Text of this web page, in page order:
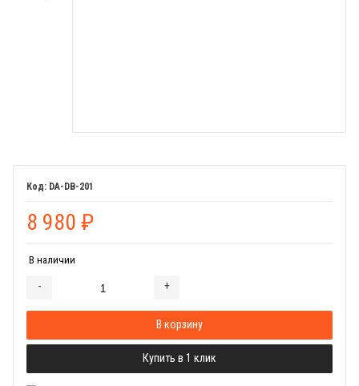
DA-DB-201
8 980 ₽
В наличии
- +
В корзину
Купить в 1 клик